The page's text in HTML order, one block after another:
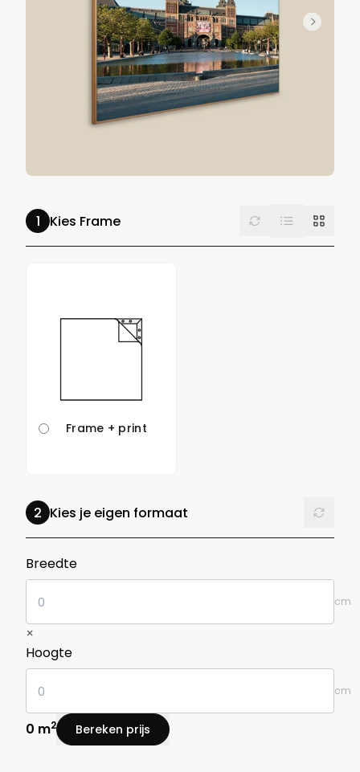
Kies Frame Reset List Grid
Frame + print
Kies je eigen formaat Reset
Breedtein centimeters
cm
×
Hoogtein centimeters
cm
0 m2 Bereken prijs